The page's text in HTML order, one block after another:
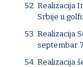
Realizacija
Srbije u
Realizacija
septembar
Realizacija